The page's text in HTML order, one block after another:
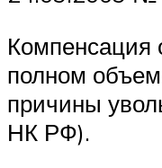
Компенсация
полном
причины
НК РФ).